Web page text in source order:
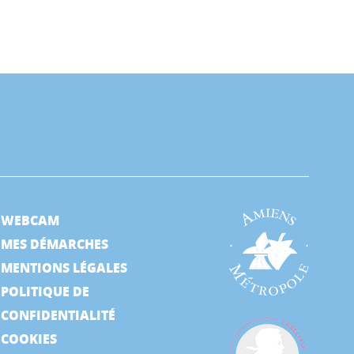
WEBCAM
MES DÉMARCHES
MENTIONS LÉGALES
POLITIQUE DE
CONFIDENTIALITÉ
COOKIES